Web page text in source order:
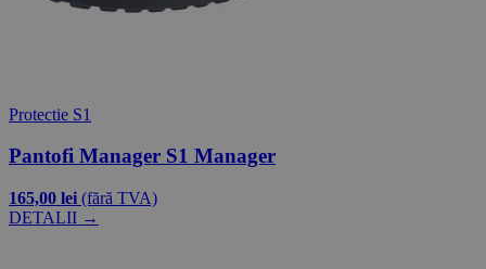
Protectie S1
Pantofi Manager S1 Manager
165,00 lei (fără TVA)
DETALII →